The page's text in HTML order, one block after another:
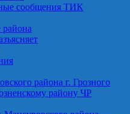
сообщения ТИК
района г. Грозного
району ЧР